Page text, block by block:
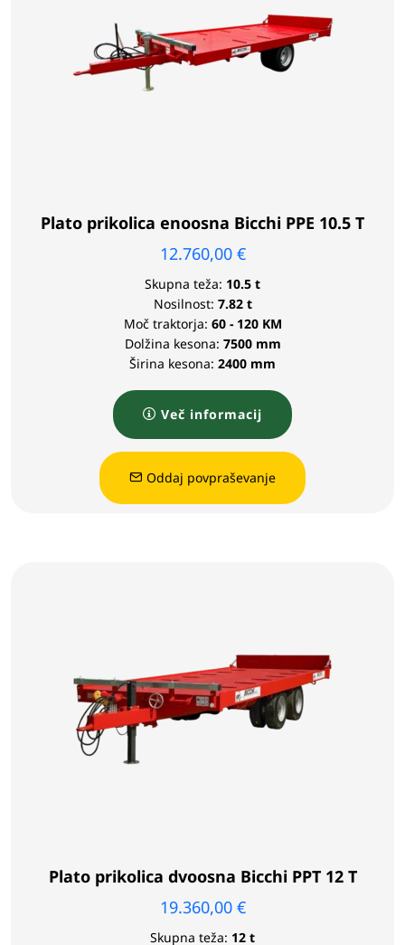
Plato prikolica enoosna Bicchi PPE 10.5 T
12.760,00 €
Skupna teža: 10.5 t
Nosilnost: 7.82 t
Moč traktorja: 60 - 120 KM
Dolžina kesona: 7500 mm
Širina kesona: 2400 mm
Več informacij
Oddaj povpraševanje
Plato prikolica dvoosna Bicchi PPT 12 T
19.360,00 €
Skupna teža: 12 t